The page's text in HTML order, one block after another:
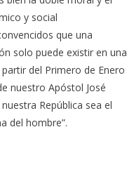
y social
que una
solo puede existir en una
del Primero de Enero
nuestro Apóstol José
República sea el
del hombre”.